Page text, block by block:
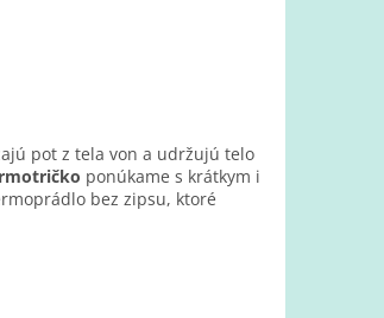
pot z tela von a udržujú telo
ponúkame s krátkym i
bez zipsu, ktoré